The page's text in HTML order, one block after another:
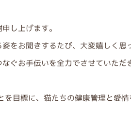
し上げます。
をお聞きするたび、大変嬉しく思
ぐお手伝いを全力でさせていただ
目標に、猫たちの健康管理と愛